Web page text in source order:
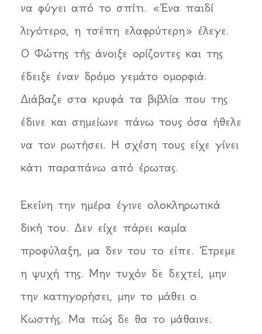
να φύγει από το σπίτι. «Ένα παιδί
λιγότερο, η τσέπη ελαφρύτερη» έλεγε.
Ο Φώτης τής άνοιξε ορίζοντες και της
έδειξε έναν δρόμο γεμάτο ομορφιά.
Διάβαζε στα κρυφά τα βιβλία που της
έδινε και σημείωνε πάνω τους όσα ήθελε
να τον ρωτήσει. Η σχέση τους είχε γίνει
κάτι παραπάνω από έρωτας.
Εκείνη την ημέρα έγινε ολοκληρωτικά
δική του. Δεν είχε πάρει καμία
προφύλαξη, μα δεν του το είπε. Έτρεμε
η ψυχή της. Μην τυχόν δε δεχτεί, μην
την κατηγορήσει, μην το μάθει ο
Κωστής. Μα πώς δε θα το μάθαινε;